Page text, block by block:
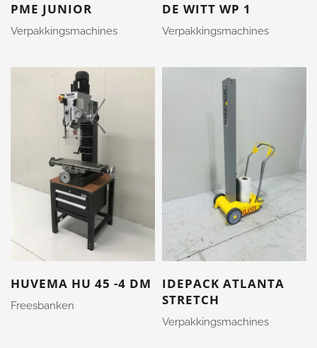
PME JUNIOR
Verpakkingsmachines
DE WITT WP 1
Verpakkingsmachines
HUVEMA HU 45 -4 DM
Freesbanken
IDEPACK ATLANTA
STRETCH
Verpakkingsmachines